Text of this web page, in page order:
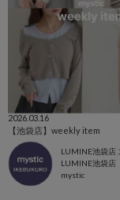
2026.03.16
【池袋店】weekly item
LUMINE池袋店
LUMINE池袋店
mystic